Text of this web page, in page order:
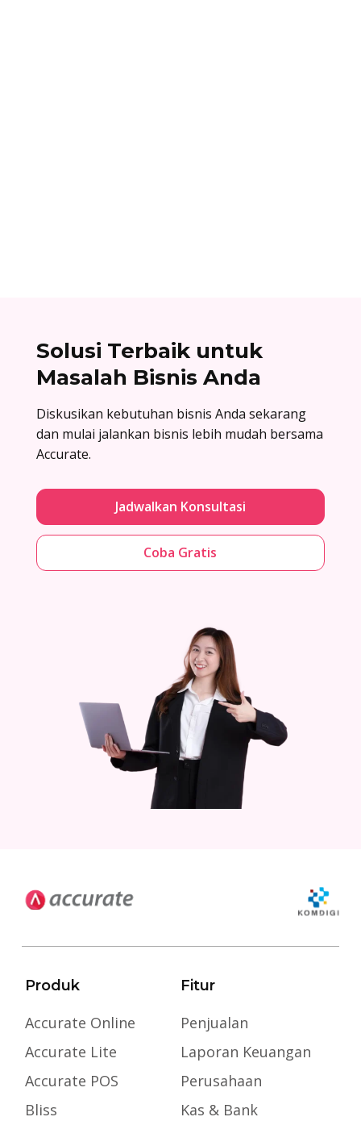
Solusi Terbaik untuk
Masalah Bisnis Anda
Diskusikan kebutuhan bisnis Anda sekarang
dan mulai jalankan bisnis lebih mudah bersama
Accurate.
Jadwalkan Konsultasi
Coba Gratis
Produk
Accurate Online
Accurate Lite
Accurate POS
Bliss
Fitur
Penjualan
Laporan Keuangan
Perusahaan
Kas & Bank